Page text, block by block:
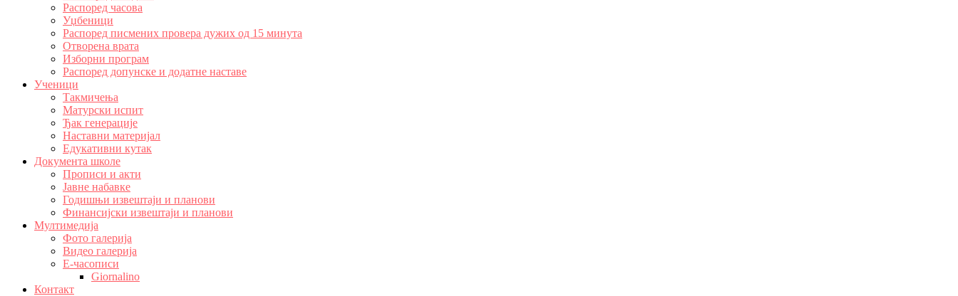
Распоред часова
Уџбеници
Распоред писмених провера дужих од 15 минута
Отворена врата
Изборни програм
Распоред допунске и додатне наставе
Ученици
Такмичења
Матурски испит
Ђак генерације
Наставни материјал
Едукативни кутак
Документа школе
Прописи и акти
Јавне набавке
Годишњи извештаји и планови
Финансијски извештаји и планови
Мултимедија
Фото галерија
Видео галерија
Е-часописи
Giornalino
Контакт